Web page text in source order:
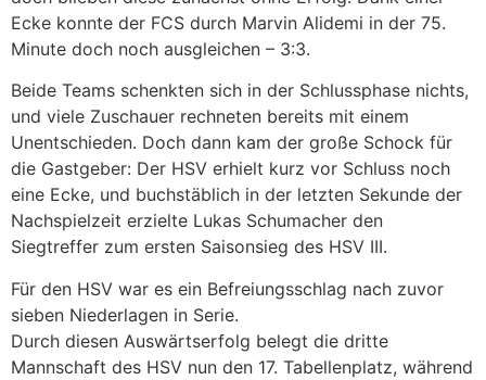
Ecke konnte der FCS durch Marvin Alidemi in der 75.
Minute doch noch ausgleichen – 3:3.
Beide Teams schenkten sich in der Schlussphase nichts,
und viele Zuschauer rechneten bereits mit einem
Unentschieden. Doch dann kam der große Schock für
die Gastgeber: Der HSV erhielt kurz vor Schluss noch
eine Ecke, und buchstäblich in der letzten Sekunde der
Nachspielzeit erzielte Lukas Schumacher den
Siegtreffer zum ersten Saisonsieg des HSV III.
Für den HSV war es ein Befreiungsschlag nach zuvor
sieben Niederlagen in Serie.
Durch diesen Auswärtserfolg belegt die dritte
Mannschaft des HSV nun den 17. Tabellenplatz, während